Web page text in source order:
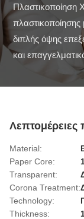
Πλαστικοποίηση
διπλής όψης
και
Λεπτομέρειες
Material:
Paper Core:
Transparent:
Corona Treatment:
Technology:
Thickness: